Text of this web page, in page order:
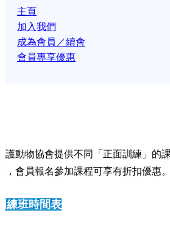
主頁
加入我們
成為會員／續會
會員專享優惠
護動物協會提供不同「正面訓練」的
，會員報名參加課程可享有折扣優惠。
練班時間表